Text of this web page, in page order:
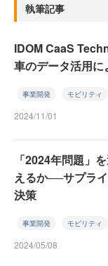
執筆記事
IDOM CaaS
車のデータ活用
事業開発 モビリティ
2024/11/01
「2024年問題」
えるか──サプラ
決策
事業開発 モビリティ
2024/05/08